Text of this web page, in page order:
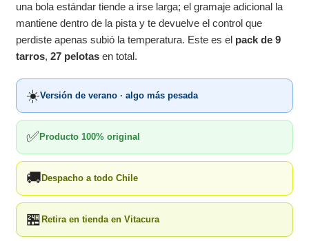
una bola estándar tiende a irse larga; el gramaje adicional la
mantiene dentro de la pista y te devuelve el control que
perdiste apenas subió la temperatura. Este es el pack de 9
tarros,27 pelotas en total.
☀️Versión de verano · algo más pesada
✅Producto 100% original
🚚Despacho a todo Chile
🏪Retira en tienda en Vitacura